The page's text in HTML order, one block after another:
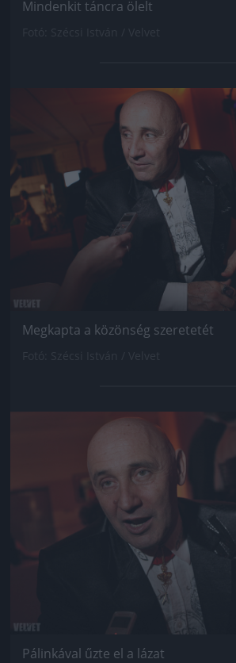
Mindenkit táncra ölelt
Jön még kép!
Megkapta a közönség szeretetét
Jön még kép!
Pálinkával űzte el a lázat